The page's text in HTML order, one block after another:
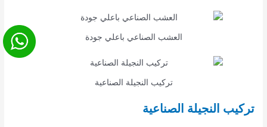
العشب الصناعي باعلي جودة
تركيب النجيلة الصناعية
تركيب النجيلة الصناعية